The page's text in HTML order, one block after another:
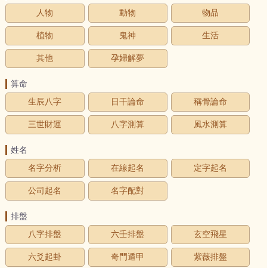
人物
動物 物品
植物 鬼神 生活
其他 孕婦解夢
算命
生辰八字
日干論命 稱骨論命
三世財運 八字測算 風水測算
姓名
名字分析
在線起名 定字起名
公司起名 名字配對
排盤
八字排盤
六壬排盤 玄空飛星
六爻起卦 奇門遁甲 紫薇排盤